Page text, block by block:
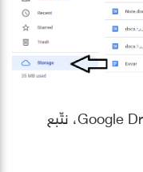
لترتيب الملفّات حسب الحجم في Google Drive، نتّبع